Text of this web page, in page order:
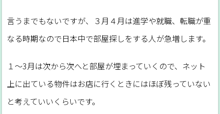
言うまでもないですが、３月４月は進学や就職、転職が重
なる時期なので日本中で部屋探しをする人が急増します。
１～3月は次から次へと部屋が埋まっていくので、ネット
上に出ている物件はお店に行くときにはほぼ残っていない
と考えていいくらいです。